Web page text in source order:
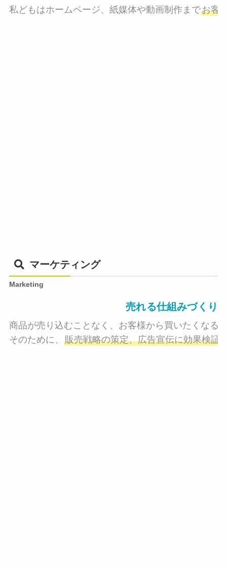
私どもはホームページ、紙媒体や動画制作までお客
マーケティング
Marketing
売れる仕組みづくり
商品が売り込むことなく、お客様から買いたくなる
そのために、 販売戦略の策定、広告宣伝に効果検証